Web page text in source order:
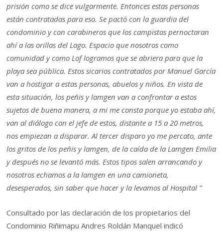
prisión como se dice vulgarmente. Entonces estas personas
están contratadas para eso. Se pactó con la guardia del
condominio y con carabineros que los campistas pernoctaran
ahí a las orillas del Lago. Espacio que nosotros como
comunidad y como Lof logramos que se abriera para que la
playa sea pública. Estos sicarios contratados por Manuel García
van a hostigar a estas personas, abuelos y niños. En vista de
esta situación, los peñis y lamgen van a confrontar a estos
sujetos de buena manera, a mi me consta porque yo estaba ahí,
van al diálogo con el jefe de estos, distante a 15 a 20 metros,
nos empiezan a disparar. Al tercer disparo yo me percato, ante
los gritos de los peñis y lamgen, de la caída de la Lamgen Emilia
y después no se levantó más. Estos tipos salen arrancando y
nosotros echamos a la lamgen en una camioneta,
desesperados, sin saber que hacer y la levamos al Hospital ”
Consultado por las declaración de los propietarios del
Condominio Riñimapu Andres Roldán Manquel indicó